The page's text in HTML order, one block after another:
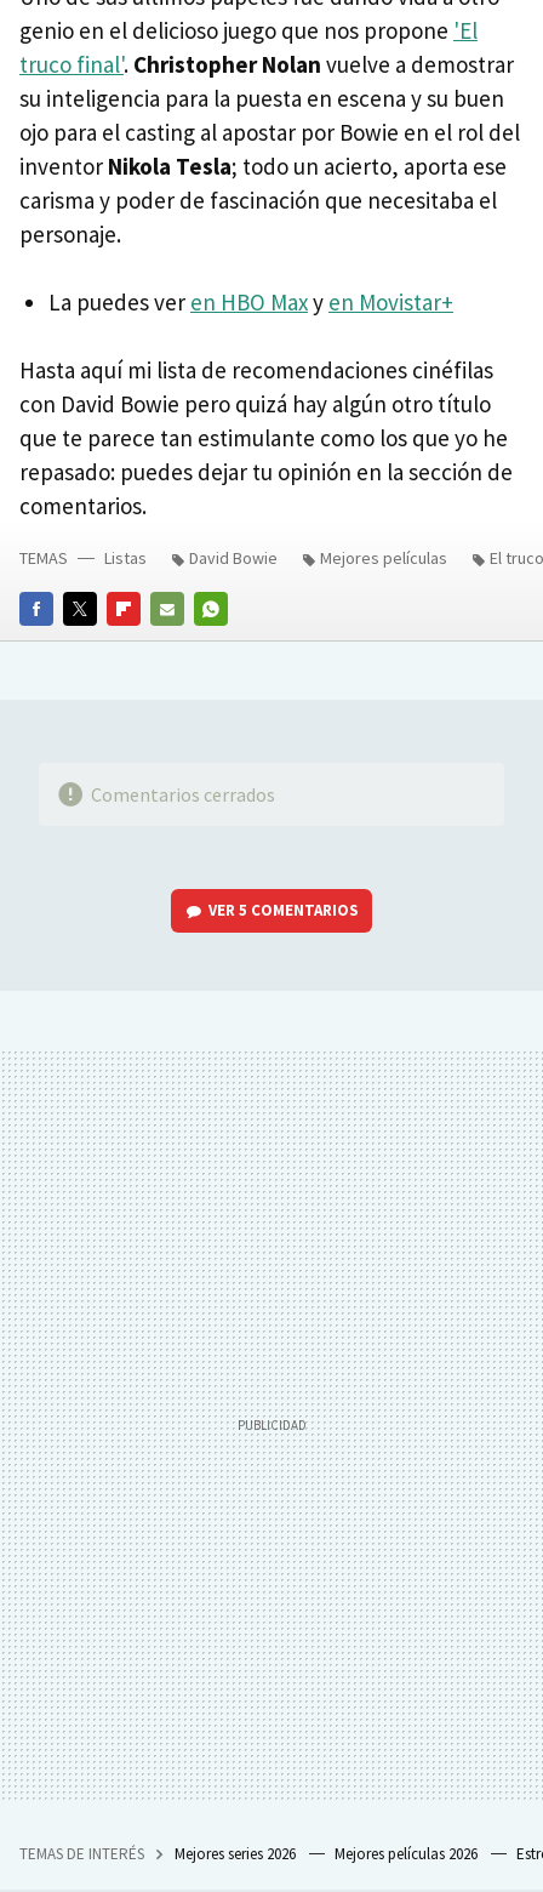
genio en el delicioso juego que nos propone 'El
truco final'. Christopher Nolan vuelve a demostrar
su inteligencia para la puesta en escena y su buen
ojo para el casting al apostar por Bowie en el rol del
inventor Nikola Tesla; todo un acierto, aporta ese
carisma y poder de fascinación que necesitaba el
personaje.
La puedes ver en HBO Maxy en Movistar+
Hasta aquí mi lista de recomendaciones cinéfilas
con David Bowie pero quizá hay algún otro título
que te parece tan estimulante como los que yo he
repasado: puedes dejar tu opinión en la sección de
comentarios.
FACEBOOKTWITTERFLIPBOARD
E-
WHATSAPP
TEMAS Listas David Bowie Mejores películas El
Comentarios cerrados
VER5 COMENTARIOS
TEMAS DE INTERÉS Mejores series 2026 Mejores películas 2026